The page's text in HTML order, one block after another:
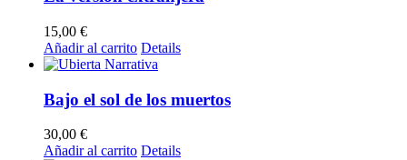
15,00 €
Añadir al carrito Details
Bajo el sol de los muertos
30,00 €
Añadir al carrito Details